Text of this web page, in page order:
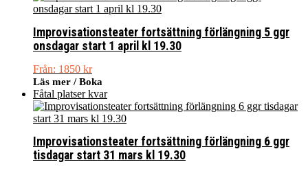
Improvisationsteater fortsättning förlängning 5 ggr
onsdagar start 1 april kl 19.30
Från: 1850 kr
Läs mer / Boka
Fåtal platser kvar
Improvisationsteater fortsättning förlängning 6 ggr
tisdagar start 31 mars kl 19.30